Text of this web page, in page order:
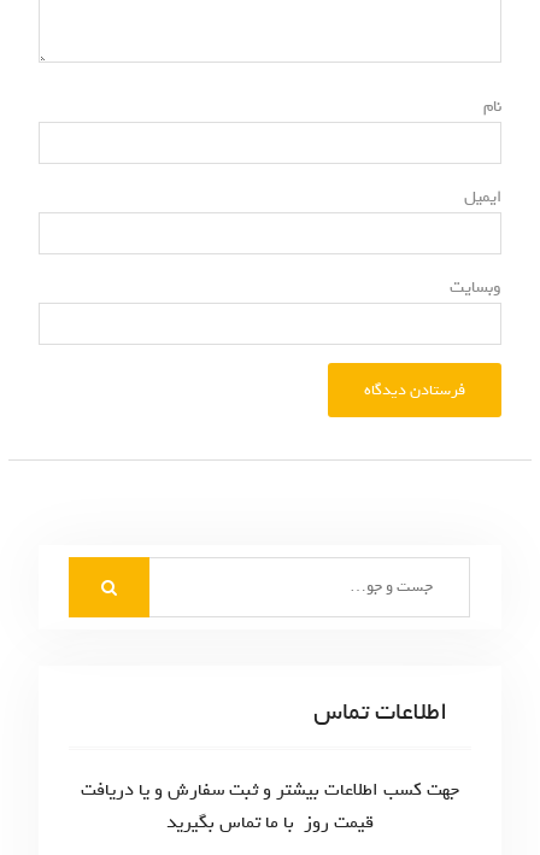
نام*
ایمیل*
وبسایت
اطلاعات تماس
جهت کسب اطلاعات بیشتر و ثبت سفارش و یا دریافت
قیمت روز با ما تماس بگیرید